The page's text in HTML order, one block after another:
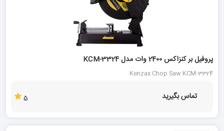
پروفیل بر کنزاکس 2400 وات مدل KCM-3324
Kenzax Chop Saw KCM-3324
تماس بگیرید 5